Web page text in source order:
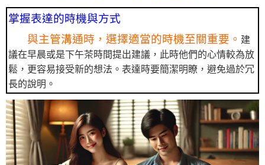
掌握表達的時機與方式
與主管溝通時，選擇適當的時機至關重要。 建
議在早晨或是下午茶時間提出建議，此時他們的心情較為放
鬆，更容易接受新的想法。表達時要簡潔明瞭，避免過於冗
長的說明。